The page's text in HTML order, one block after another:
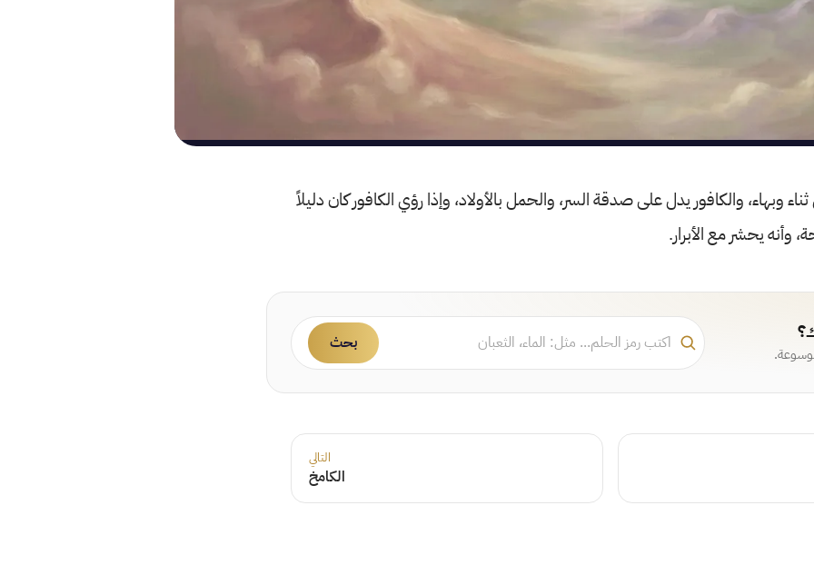
وبهاء، والكافور يدل على صدقة السر، والحمل بالأولاد، وإذا رؤي الكافور كان دليلاً
وأنه يحشر مع الأبرار.
بحث
التالي
الكامخ